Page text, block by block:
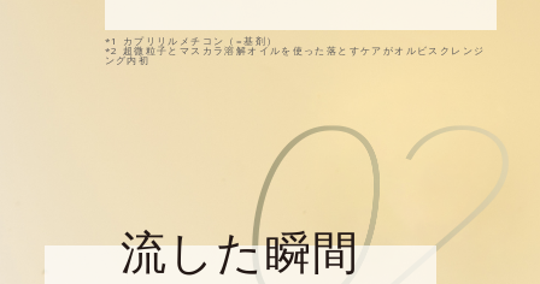
*1 カプリリルメチコン（=基剤）
*2 超微粒子とマスカラ溶解オイルを使った落とすケアがオルビスクレンジ
ング内初
流した瞬間